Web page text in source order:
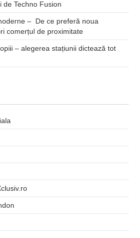
de Techno Fusion
– De ce preferă noua
comerțul de proximitate
– alegerea stațiunii dictează tot